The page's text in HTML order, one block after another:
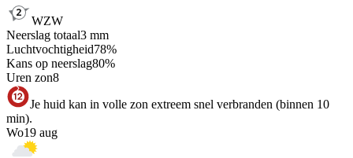
WZW
Neerslag totaal3 mm
Luchtvochtigheid78%
Kans op neerslag80%
Uren zon8
Je huid kan in volle zon extreem snel verbranden (binnen 10
min).
Wo19 aug